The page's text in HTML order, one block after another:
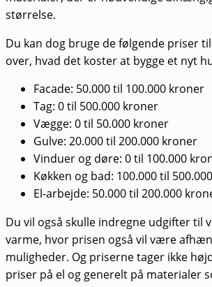
størrelse.
Du kan dog bruge de følgende priser
over, hvad det koster at bygge et nyt
Facade: 50.000 til 100.000 kroner
Tag: 0 til 500.000 kroner
Vægge: 0 til 50.000 kroner
Gulve: 20.000 til 200.000 kroner
Vinduer og døre: 0 til 100.000
Køkken og bad: 100.000 til
El-arbejde: 50.000 til 200.000
Du vil også skulle indregne udgifter til
varme, hvor prisen også vil være
muligheder. Og priserne tager ikke
priser på el og generelt på materialer